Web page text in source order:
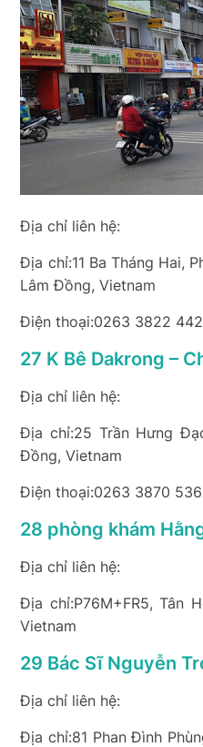
Địa chỉ liên hệ:
Địa chỉ:11 Ba Tháng Hai,
Lâm Đồng, Vietnam
Điện thoại:0263 3822 442
27 K Bê Dakrong –
Địa chỉ liên hệ:
Địa chỉ:25 Trần Hưng
Đồng, Vietnam
Điện thoại:0263 3870 536
28 phòng khám
Địa chỉ liên hệ:
Địa chỉ:P76M+FR5, Tân
Vietnam
29 Bác Sĩ Nguyễn
Địa chỉ liên hệ:
Địa chỉ:81 Phan Đình